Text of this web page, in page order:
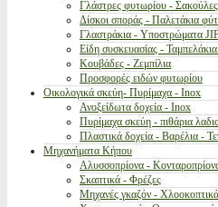
Γλάστρες φυτωρίου - Σακούλες
Δίσκοι σποράς - Παλετάκια
Γλαστράκια - Υποστρώματα
Είδη συσκευασίας -
Κουβάδες - Ζεμπίλια
Προσφορές ειδών φυτωρίου
Οικολογικά σκεύη- Πυρίμαχα - Inox
Ανοξείδωτα δοχεία - Inox
Πυρίμαχα σκεύη - πιθάρια
Πλαστικά δοχεία - Βαρέλια -
Μηχανήματα Κήπου
Αλυσσοπρίονα -
Σκαπτικά - Φρέζες
Μηχανές γκαζόν - Χλοοκοπτικά